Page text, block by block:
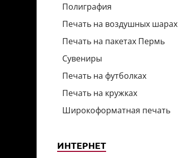
Полиграфия
Печать на воздушных шарах
Печать на пакетах Пермь
Сувениры
Печать на футболках
Печать на кружках
Широкоформатная печать
ИНТЕРНЕТ